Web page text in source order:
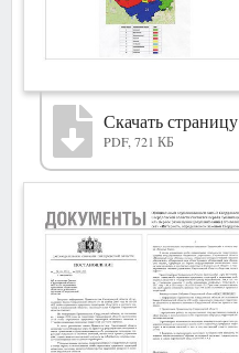
Скачать страницу
PDF, 721 КБ